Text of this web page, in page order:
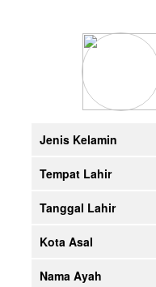
Jenis Kelamin
Tempat Lahir
Tanggal Lahir
Kota Asal
Nama Ayah